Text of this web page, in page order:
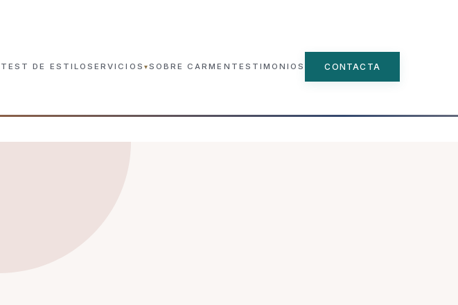
TEST DE ESTILOSERVICIOS ▾
Estudio de Color Online
SOBRE CARMEN TESTIMONIOS CONTACTA